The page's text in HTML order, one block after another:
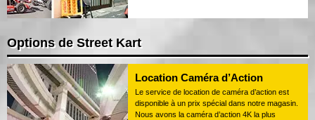
Options de Street Kart
Location Caméra d’Action
Le service de location de caméra d’action est
disponible à un prix spécial dans notre magasin.
Nous avons la caméra d’action 4K la plus